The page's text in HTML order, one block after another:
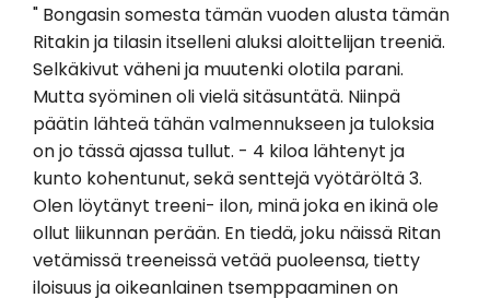
" Bongasin somesta tämän vuoden alusta tämän
Ritakin ja tilasin itselleni aluksi aloittelijan treeniä.
Selkäkivut väheni ja muutenki olotila parani.
Mutta syöminen oli vielä sitäsuntätä. Niinpä
päätin lähteä tähän valmennukseen ja tuloksia
on jo tässä ajassa tullut. - 4 kiloa lähtenyt ja
kunto kohentunut, sekä senttejä vyötäröltä 3.
Olen löytänyt treeni- ilon, minä joka en ikinä ole
ollut liikunnan perään. En tiedä, joku näissä Ritan
vetämissä treeneissä vetää puoleensa, tietty
iloisuus ja oikeanlainen tsemppaaminen on